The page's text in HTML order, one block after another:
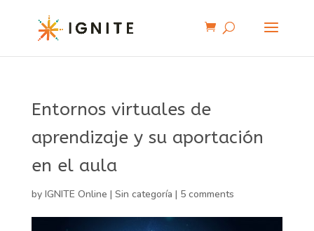
Entornos virtuales de
aprendizaje y su aportación
en el aula
by IGNITE Online | Sin categoría | 5 comments